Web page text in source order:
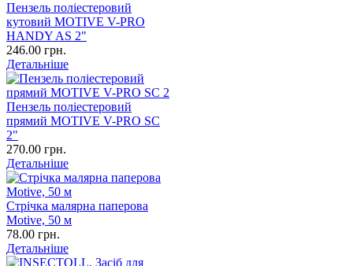
Пензель поліестеровий
кутовий MOTIVE V-PRO
HANDY AS 2"
246.00 грн.
Детальніше
Пензель поліестеровий
прямий MOTIVE V-PRO SC
2"
270.00 грн.
Детальніше
Стрічка малярна паперова
Motive, 50 м
78.00 грн.
Детальніше